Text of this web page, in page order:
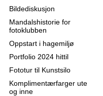
Bildediskusjon
Mandalshistorie for
fotoklubben
Oppstart i hagemiljø
Portfolio 2024 hittil
Fototur til Kunstsilo
Komplimentærfarger ute
og inne